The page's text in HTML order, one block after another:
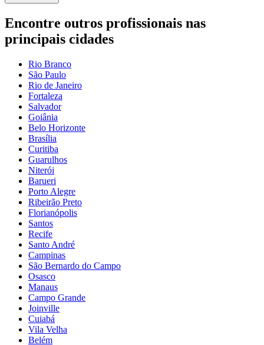
Encontre outros profissionais nas
principais cidades
Rio Branco
São Paulo
Rio de Janeiro
Fortaleza
Salvador
Goiânia
Belo Horizonte
Brasília
Curitiba
Guarulhos
Niterói
Barueri
Porto Alegre
Ribeirão Preto
Florianópolis
Santos
Recife
Santo André
Campinas
São Bernardo do Campo
Osasco
Manaus
Campo Grande
Joinville
Cuiabá
Vila Velha
Belém